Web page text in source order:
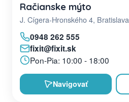
Račianske mýto
J. Cígera-Hronského 4, Bratislava
0948 262 555
fixit@fixit.sk
Pon-Pia: 10:00 - 18:00
Navigovať